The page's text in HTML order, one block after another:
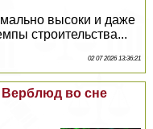
высоки и даже
строительства...
02 07 2026 13:36:21
Верблюд во сне